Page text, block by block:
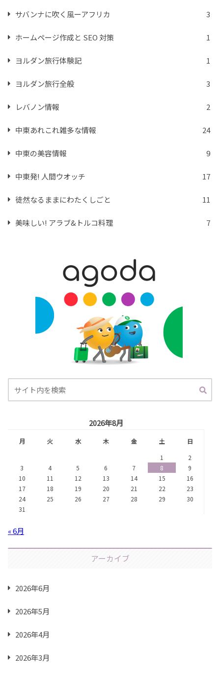
サバンナに吹く風ーアフリカ 3
ホームページ作成と SEO 対策 1
ヨルダン旅行体験記 1
ヨルダン旅行全般 3
レバノン情報 2
中東あれこれ雑多な情報 24
中東の美容情報 9
中東発! 人間ウオッチ 17
徒然なるままにわたくしごと 11
美味しい! アラブ&トルコ料理 7
2026年8月
月 火 水 木 金 土
日
1
2
3
4 5 6 7 8
9
10
11 12 13 14 15
16
17
18 19 20 21 22
23
24
25 26 27 28 29
30
31
« 6月
アーカイブ
2026年6月
2026年5月
2026年4月
2026年3月